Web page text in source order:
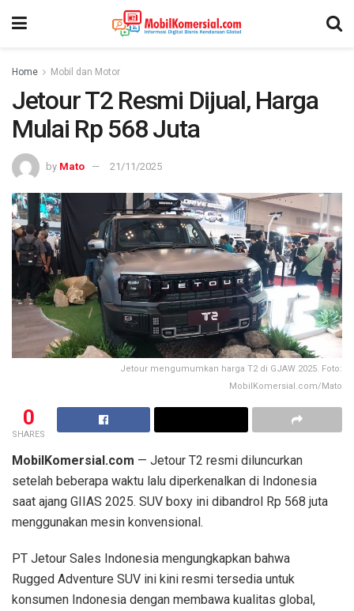
Home Mobil dan Motor
Jetour T2 Resmi Dijual, Harga
Mulai Rp 568 Juta
by Mato 21/11/2025
Jetour mengumumkan harga T2 di GJAW 2025. Foto:
MobilKomersial.com/Mato
0
SHARES
MobilKomersial.com — Jetour T2 resmi diluncurkan
setelah beberapa waktu lalu diperkenalkan di Indonesia
saat ajang GIIAS 2025. SUV boxy ini dibandrol Rp 568 juta
menggunakan mesin konvensional.
PT Jetour Sales Indonesia mengungkapkan bahwa
Rugged Adventure SUV ini kini resmi tersedia untuk
konsumen Indonesia dengan membawa kualitas global,